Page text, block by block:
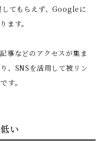
てもらえず、Googleに
ます。
事などのアクセスが集ま
、SNSを活用して被リン
す。
い